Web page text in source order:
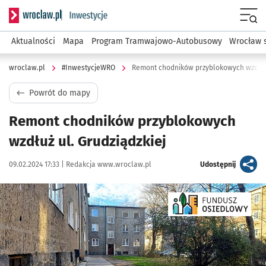
Serwis informacyjny wroclaw.pl podserwis:
Aktualności Mapa Program Tramwajowo-Autobusowy Wrocław
wroclaw.pl #InwestycjeWRO Remont chodników przyblokowych
Powrót do mapy
Remont chodników przyblokowych
wzdłuż ul. Grudziądzkiej
Data publikacji:
09.02.2024 17:33 | Autor:
Redakcja www.wroclaw.pl Udostępnijartykuł
Kliknij, aby powiększyć